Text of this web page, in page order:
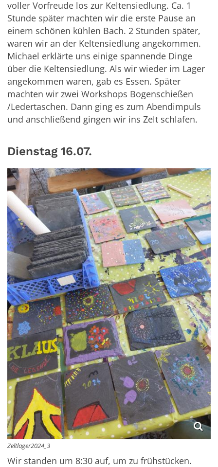
voller Vorfreude los zur Keltensiedlung. Ca. 1
Stunde später machten wir die erste Pause an
einem schönen kühlen Bach. 2 Stunden später,
waren wir an der Keltensiedlung angekommen.
Michael erklärte uns einige spannende Dinge
über die Keltensiedlung. Als wir wieder im Lager
angekommen waren, gab es Essen. Später
machten wir zwei Workshops Bogenschießen
/Ledertaschen. Dann ging es zum Abendimpuls
und anschließend gingen wir ins Zelt schlafen.
Dienstag 16.07.
Zeltlager2024_3
Wir standen um 8:30 auf, um zu frühstücken.